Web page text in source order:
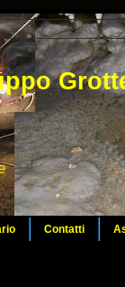
Contatti